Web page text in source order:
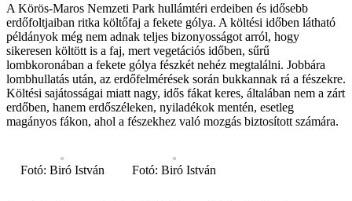
A Körös-Maros Nemzeti Park hullámtéri erdeiben és idősebb
erdőfoltjaiban ritka költőfaj a fekete gólya. A költési időben látható
példányok még nem adnak teljes bizonyosságot arról, hogy
sikeresen költött is a faj, mert vegetációs időben, sűrű
lombkoronában a fekete gólya fészkét nehéz megtalálni. Jobbára
lombhullatás után, az erdőfelmérések során bukkannak rá a fészekre.
Költési sajátosságai miatt nagy, idős fákat keres, általában nem a zárt
erdőben, hanem erdőszéleken, nyiladékok mentén, esetleg
magányos fákon, ahol a fészekhez való mozgás biztosított számára.
Fotó: Biró István Fotó: Biró István